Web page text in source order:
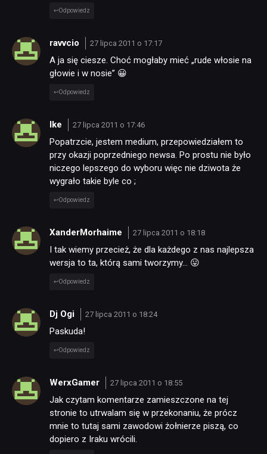
Odpowiedz
ravvcio 27 lipca 2011 o 17:17
A ja się ciesze. Choć mogłaby mieć „rude włosie na
głowie i w nosie” 😀
Odpowiedz
Ike 27 lipca 2011 o 17:46
Popatrzcie, jestem medium, przepowiedziałem to
przy okazji poprzedniego newsa. Po prostu nie było
niczego lepszego do wyboru więc nie dziwota że
wygrało takie byle co ;
Odpowiedz
XanderMorhaime 27 lipca 2011 o 18:18
I tak wiemy przecież, że dla każdego z nas najlepsza
wersja to ta, którą sami tworzymy… 😛
Odpowiedz
Dj Ogi 27 lipca 2011 o 18:24
Paskuda!
Odpowiedz
WerxGamer 27 lipca 2011 o 18:55
Jak czytam komentarze zamieszczone na tej
stronie to utrwalam się w przekonaniu, że prócz
mnie to tutaj sami zawodowi żołnierze piszą, co
dopiero z Iraku wrócili.